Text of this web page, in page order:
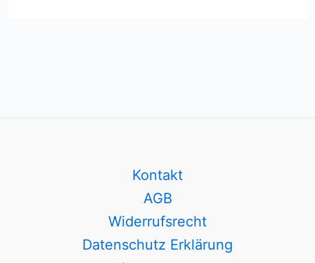
Kontakt
AGB
Widerrufsrecht
Datenschutz Erklärung